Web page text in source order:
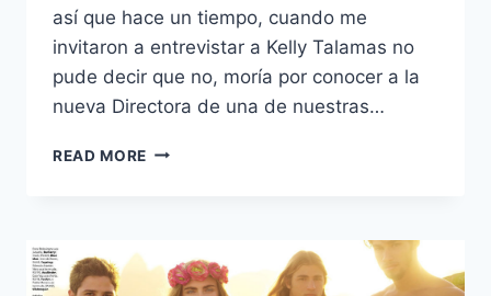
así que hace un tiempo, cuando me
invitaron a entrevistar a Kelly Talamas no
pude decir que no, moría por conocer a la
nueva Directora de una de nuestras…
READ MORE CONOCE